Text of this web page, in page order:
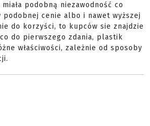
podobną niezawodność co
podobnej cenie albo i nawet wyższej
do korzyści, to kupców sie znajdzie
do pierwszego zdania, plastik
właściwości, zależnie od sposoby